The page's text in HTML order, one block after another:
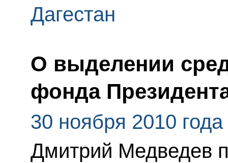
Дагестан
О выделении
фонда
30 ноября 2010 года
Дмитрий Медведев